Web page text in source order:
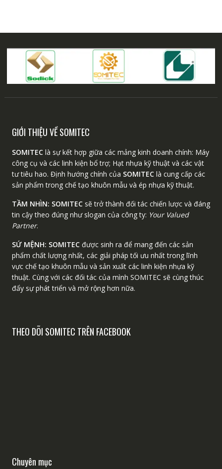
GIỚI THIỆU VỀ SOMITEC
SOMITEClà sự kết hợp giữa các mảng kinh doanh chính: Máy
công cụ và các linh kiện bổ trợ; Hạt nhựa kỹ thuật và các vật
tư tiêu hao. Định hướng chính của SOMITEClà cung cấp các
sản phẩm trong chế tạo khuôn mẫu và ép nhựa kỹ thuật.
TẦM NHÌN: SOMITECsẽ trở thành đối tác chiến lược và đáng
tin cậy theo đúng như slogan của công ty: Your Valued
Partner.
SỨ MỆNH: SOMITECđược sinh ra để mang đến các sản
phẩm chất lượng nhất, các giải pháp tối ưu nhất trong lĩnh
vực chế tạo khuôn mẫu và sản xuất các linh kiện nhựa kỹ
thuật. Cùng với các đối tác của mình SOMITEC sẽ cùng thúc
đẩy sự phát triển và mở rộng hơn nữa.
THEO DÕI SOMITEC TRÊN FACEBOOK
Chuyên mục